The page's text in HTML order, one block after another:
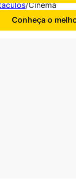
/Cinema
Conheça o